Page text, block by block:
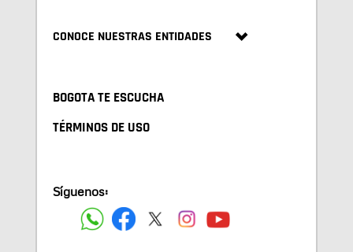
CONOCE NUESTRAS ENTIDADES
BOGOTA TE ESCUCHA
TÉRMINOS DE USO
Síguenos: